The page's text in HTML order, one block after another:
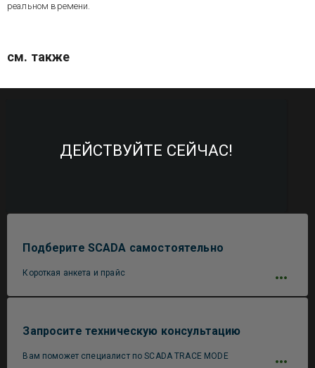
реальном времени.
см. также
ДЕЙСТВУЙТЕ СЕЙЧАС!
Подберите SCADA самостоятельно
Короткая анкета и прайс
Запросите техническую консультацию
Вам поможет специалист по SCADA TRACE MODE